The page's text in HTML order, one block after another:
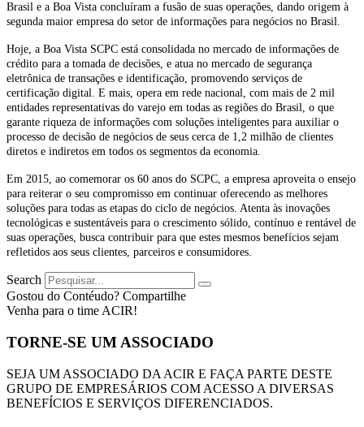
Brasil e a Boa Vista concluíram a fusão de suas operações, dando origem à
segunda maior empresa do setor de informações para negócios no Brasil.
Hoje, a Boa Vista SCPC está consolidada no mercado de informações de
crédito para a tomada de decisões, e atua no mercado de segurança
eletrônica de transações e identificação, promovendo serviços de
certificação digital. E mais, opera em rede nacional, com mais de 2 mil
entidades representativas do varejo em todas as regiões do Brasil, o que
garante riqueza de informações com soluções inteligentes para auxiliar o
processo de decisão de negócios de seus cerca de 1,2 milhão de clientes
diretos e indiretos em todos os segmentos da economia.
Em 2015, ao comemorar os 60 anos do SCPC, a empresa aproveita o ensejo
para reiterar o seu compromisso em continuar oferecendo as melhores
soluções para todas as etapas do ciclo de negócios. Atenta às inovações
tecnológicas e sustentáveis para o crescimento sólido, contínuo e rentável de
suas operações, busca contribuir para que estes mesmos benefícios sejam
refletidos aos seus clientes, parceiros e consumidores.
Search
Gostou do Contéudo? Compartilhe
Venha para o time ACIR!
TORNE-SE UM ASSOCIADO
SEJA UM ASSOCIADO DA ACIR E FAÇA PARTE DESTE
GRUPO DE EMPRESÁRIOS COM ACESSO A DIVERSAS
BENEFÍCIOS E SERVIÇOS DIFERENCIADOS.